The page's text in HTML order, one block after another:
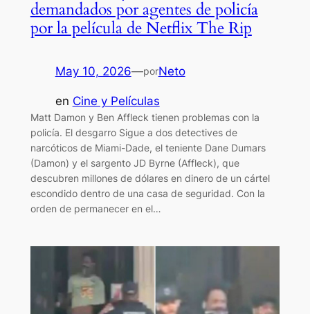
demandados por agentes de policía
por la película de Netflix The Rip
May 10, 2026—porNeto
en Cine y Películas
Matt Damon y Ben Affleck tienen problemas con la
policía. El desgarro Sigue a dos detectives de
narcóticos de Miami-Dade, el teniente Dane Dumars
(Damon) y el sargento JD Byrne (Affleck), que
descubren millones de dólares en dinero de un cártel
escondido dentro de una casa de seguridad. Con la
orden de permanecer en el…